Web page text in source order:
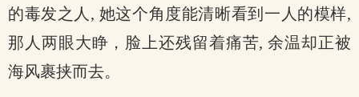
的毒发之人, 她这个角度能清晰看到一人的模样,
那人两眼大睁，脸上还残留着痛苦, 余温却正被
海风裹挟而去。